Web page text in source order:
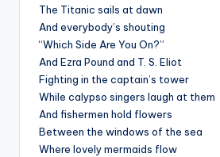
The Titanic sails at dawn
And everybody’s shouting
“Which Side Are You On?”
And Ezra Pound and T. S. Eliot
Fighting in the captain’s tower
While calypso singers laugh at them
And fishermen hold flowers
Between the windows of the sea
Where lovely mermaids flow